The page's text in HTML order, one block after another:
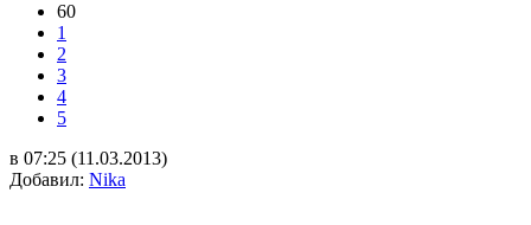
60
1
2
3
4
5
в 07:25 (11.03.2013)
Добавил: Nika